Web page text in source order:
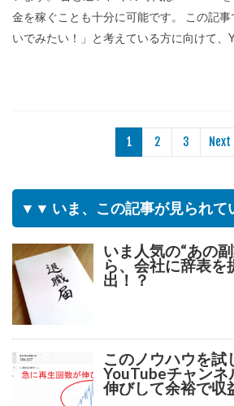
金を稼ぐことも十分に可能です。 この記
いでみたい！」と考えている方に向けて、
1 2 3 Next
▼▼ いま、この記事が見られ
いま人気の“あの
ら、会社に辞表を
出！？
このノウハウを試
YouTubeチャンネ
伸びして余裕で収